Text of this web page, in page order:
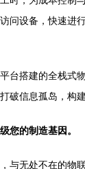
问设备，快速进
台搭建的全栈式
破信息孤岛，构
您的制造基因。
与无处不在的物